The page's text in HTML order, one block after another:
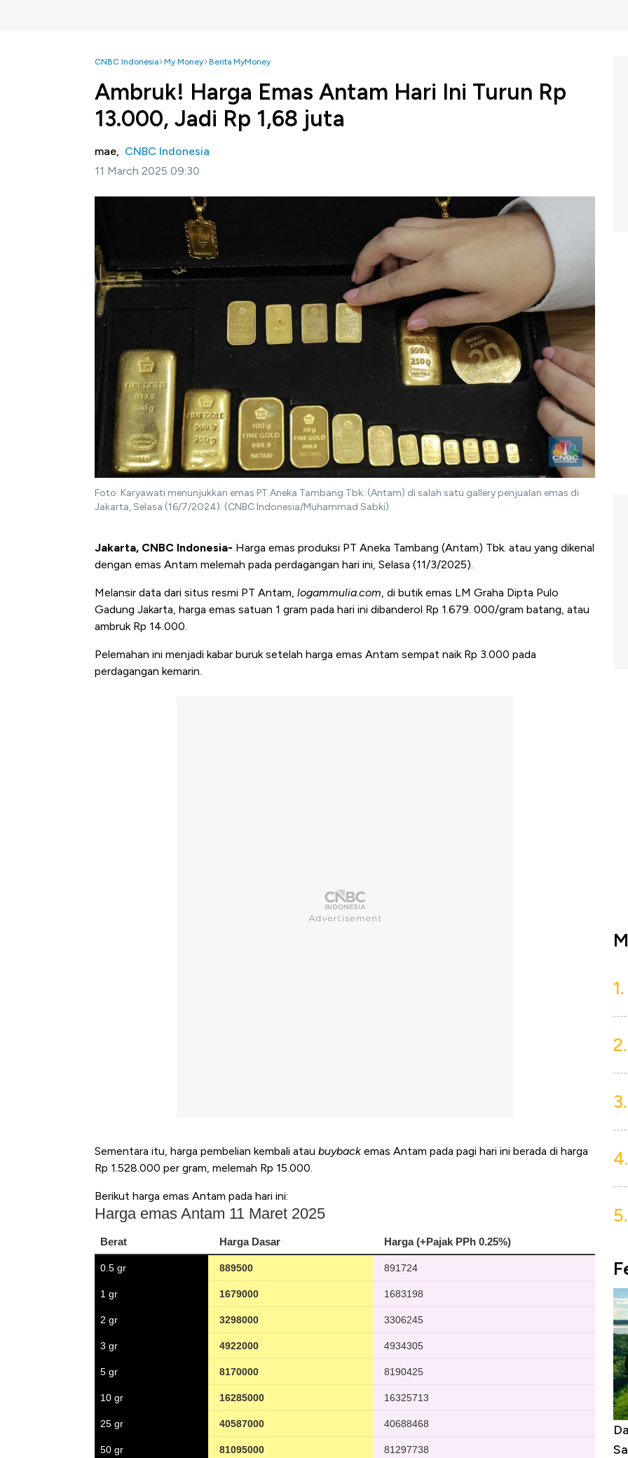
CNBC Indonesia My Money Berita MyMoney
Ambruk! Harga Emas Antam Hari Ini Turun Rp
13.000, Jadi Rp 1,68 juta
mae, CNBC Indonesia
11 March 2025 09:30
Foto: Karyawati menunjukkan emas PT Aneka Tambang Tbk. (Antam) di salah satu gallery penjualan emas di
Jakarta, Selasa (16/7/2024). (CNBC Indonesia/Muhammad Sabki)
Jakarta, CNBC Indonesia- Harga emas produksi PT Aneka Tambang (Antam) Tbk. atau yang dikenal
dengan emas Antam melemah pada perdagangan hari ini, Selasa (11/3/2025).
Melansir data dari situs resmi PT Antam, logammulia.com, di butik emas LM Graha Dipta Pulo
Gadung Jakarta, harga emas satuan 1 gram pada hari ini dibanderol Rp 1.679. 000/gram batang, atau
ambruk Rp 14.000.
Pelemahan ini menjadi kabar buruk setelah harga emas Antam sempat naik Rp 3.000 pada
perdagangan kemarin.
Sementara itu, harga pembelian kembali atau buyback emas Antam pada pagi hari ini berada di harga
Rp 1.528.000 per gram, melemah Rp 15.000.
Berikut harga emas Antam pada hari ini:
1.
2.
3.
4.
5.
Begini Cara Korsel atasi Panas Tanpa AC
di Jaman Dulu
Daftar Sungai Terpanjang di Dunia,
Sampai Ribuan Kilometer